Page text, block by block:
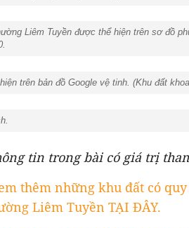
Liêm Tuyền được thể hiện trên sơ đồ
trên bản đồ Google vệ tinh. (Khu đất
tin trong bài có giá trị
thêm những khu đất có
Liêm Tuyền TẠI ĐÂY.